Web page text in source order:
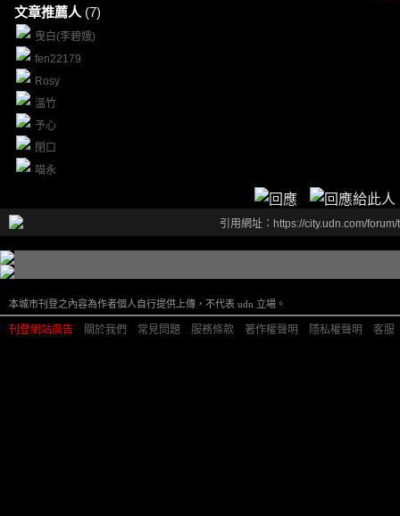
文章推薦人 (7)
曳白(李碧娥)
fen22179
Rosy
溫竹
予心
閉口
喵永
引用網址：https://city.udn.com/
本城市刊登之內容為作者個人自行提供上傳，不代表 udn 立場。
刊登網站廣告 關於我們 常見問題 服務條款 著作權聲明 隱私權聲明 客服